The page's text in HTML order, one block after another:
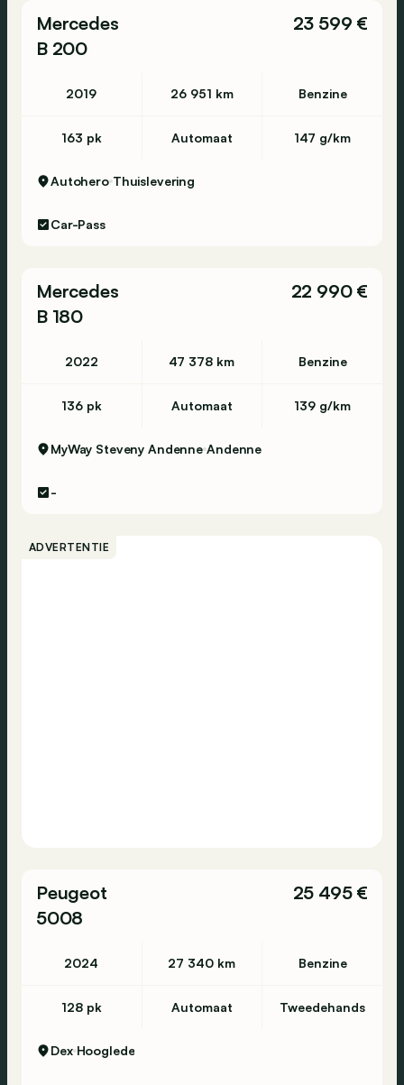
Mercedes
B 200
23 599 €
2019 26 951 km Benzine
163 pk Automaat 147 g/km
Autohero Thuislevering
Car-Pass
Mercedes
B 180
22 990 €
2022 47 378 km Benzine
136 pk Automaat 139 g/km
MyWay Steveny Andenne Andenne
-
ADVERTENTIE
Peugeot
5008
25 495 €
2024 27 340 km Benzine
128 pk Automaat Tweedehands
Dex Hooglede